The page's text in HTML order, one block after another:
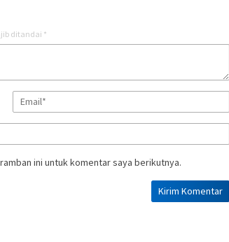
ditandai *
ini untuk komentar saya berikutnya.